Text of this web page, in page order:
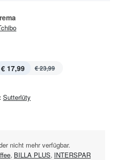
€ 17,99 € 23,99
Sutterlüty
nicht mehr verfügbar.
, BILLA PLUS, INTERSPAR